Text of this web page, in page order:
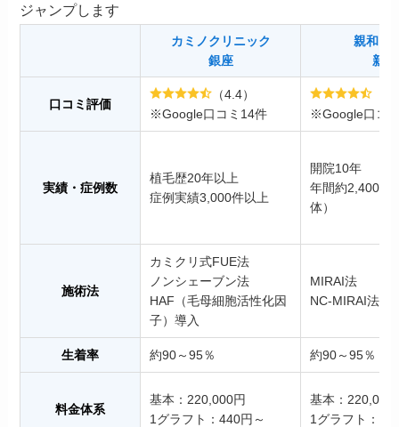
ジャンプします
カミノクリニック
銀座
親和ク
新
口コミ評価
（4.4）
※Google口コミ14件
※Google口コ
実績・症例数
植毛歴20年以上
症例実績3,000件以上
開院10年
年間約2,400件
体）
施術法
カミクリ式FUE法
ノンシェーブン法
HAF（毛母細胞活性化因
子）導入
MIRAI法
NC-MIRAI法
生着率 約90～95％ 約90～95％
料金体系
基本：220,000円
1グラフト：440円～
基本：220,000
1グラフト：